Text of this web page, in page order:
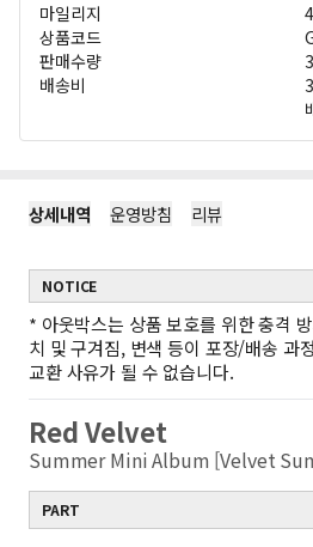
마일리지
상품코드
판매수량
배송비
상세내역 운영방침 리뷰
NOTICE
* 아웃박스는 상품 보호를 위한 충격
치 및 구겨짐, 변색 등이 포장/배송 과
교환 사유가 될 수 없습니다.
Red Velvet
Summer Mini Album [Velvet
PART